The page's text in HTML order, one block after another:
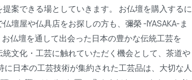
案できる場としていきます。 お仏壇を購入するに
壇屋や仏具店をお探しの方も、彌榮 -IYASAKA-ま
仏壇を通して出会った日本の豊かな伝統工芸を
文化・工芸に触れていただく機会として、茶道や
日本の工芸技術が集約された工芸品は、大切な人